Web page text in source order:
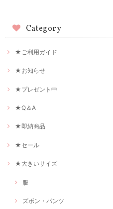
Category
★ご利用ガイド
★お知らせ
★プレゼント中
★Q＆A
★即納商品
★セール
★大きいサイズ
服
ズボン・パンツ